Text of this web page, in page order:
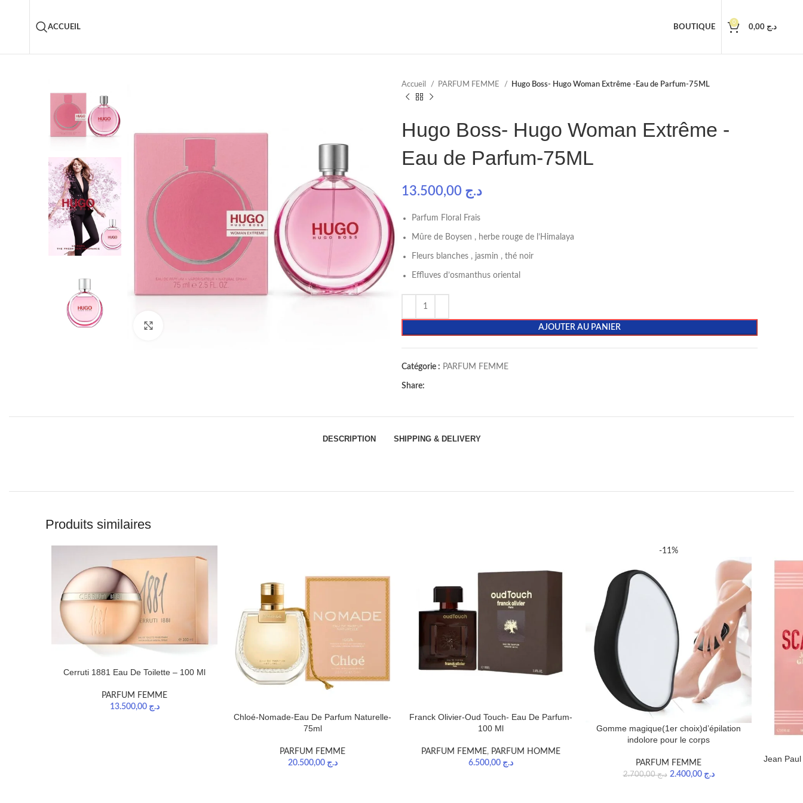
ACCUEIL BOUTIQUE
0
د.ج
Accueil PARFUM FEMME Hugo Boss- Hugo Woman Extrême -Eau de Parfum-75ML
Hugo Boss- Hugo Woman Extrême -
Eau de Parfum-75ML
د.ج
Parfum Floral Frais
Mûre de Boysen , herbe rouge de l’Himalaya
Fleurs blanches , jasmin , thé noir
Effluves d’osmanthus oriental
AJOUTER AU PANIER
Catégorie : PARFUM FEMME
Share:
DESCRIPTION SHIPPING & DELIVERY
Produits similaires
Cerruti 1881 Eau De Toilette – 100 Ml
PARFUM FEMME
د.ج 13.500,00
Chloé-Nomade-Eau De Parfum Naturelle-
75ml
PARFUM FEMME
د.ج 20.500,00
Franck Olivier-Oud Touch- Eau De Parfum-
100 Ml
PARFUM FEMME, PARFUM HOMME
د.ج 6.500,00
-11%
Gomme magique(1er choix)d’épilation
indolore pour le corps
PARFUM FEMME
د.ج2.700,00 د.ج 2.400,00
Jean